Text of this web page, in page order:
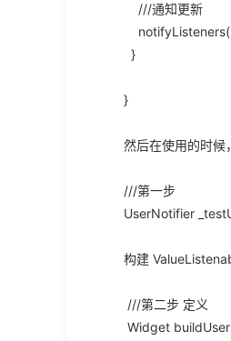
///通知更新
}
}
然后在使用的时候
///第一步
UserNotifier
构建
///第二步 定义
Widget